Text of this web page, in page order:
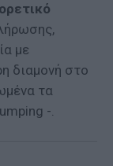
με
διαμονή στο
τα
-.